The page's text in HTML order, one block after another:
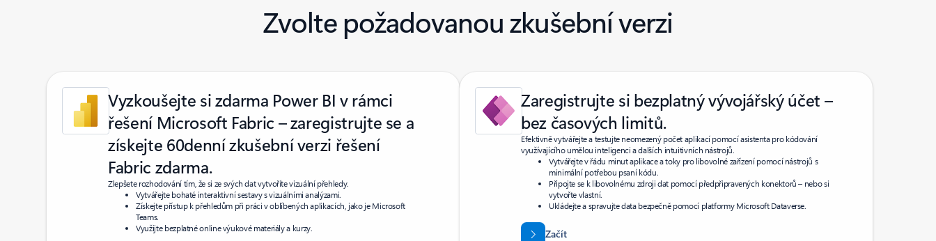
Zvolte požadovanou zkušební verzi
Vyzkoušejte si zdarma Power BI v rámci
řešení Microsoft Fabric – zaregistrujte se a
získejte 60denní zkušební verzi řešení
Fabric zdarma.
Zlepšete rozhodování tím, že si ze svých dat vytvoříte vizuální přehledy.
Vytvářejte bohaté interaktivní sestavy s vizuálními analýzami.
Získejte přístup k přehledům při práci v oblíbených aplikacích, jako je Microsoft
Teams.
Využijte bezplatné online výukové materiály a kurzy.
Zaregistrujte si bezplatný vývojářský účet –
bez časových limitů.
Efektivně vytvářejte a testujte neomezený počet aplikací pomocí asistenta pro kódování
využívajícího umělou inteligenci a dalších intuitivních nástrojů.
Vytvářejte v řádu minut aplikace a toky pro libovolné zařízení pomocí nástrojů s
minimální potřebou psaní kódu.
Připojte se k libovolnému zdroji dat pomocí předpřipravených konektorů – nebo si
vytvořte vlastní.
Ukládejte a spravujte data bezpečně pomocí platformy Microsoft Dataverse.
Začít